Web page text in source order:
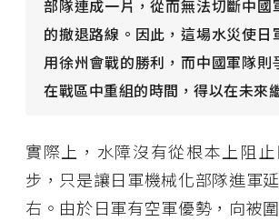
部隊連成一片，從而無法切斷中國
的撤退路線。因此，這場水災使日
用徐州會戰的勝利，而中國軍隊則
在戰區中重組的時間，得以在未來
實際上，水障沒有從根本上阻
步，只是讓日軍機械化部隊進軍
右。由於日軍有空軍優勢，向被